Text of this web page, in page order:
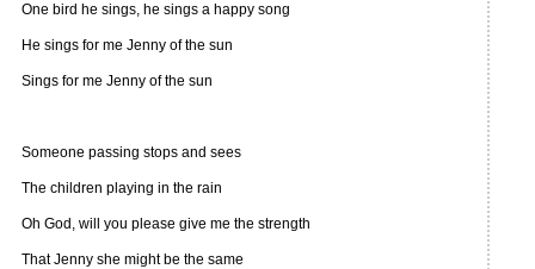
One bird he sings, he sings a happy song
He sings for me Jenny of the sun
Sings for me Jenny of the sun
Someone passing stops and sees
The children playing in the rain
Oh God, will you please give me the strength
That Jenny she might be the same